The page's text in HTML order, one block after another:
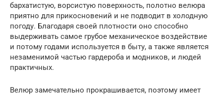
бархатистую, ворсистую поверхность, полотно велюра
приятно для прикосновений и не подводит в холодную
погоду. Благодаря своей плотности оно способно
выдерживать самое грубое механическое воздействие
и потому годами используется в быту, а также является
незаменимой частью гардероба и модников, и людей
практичных.
Велюр замечательно прокрашивается, поэтому имеет